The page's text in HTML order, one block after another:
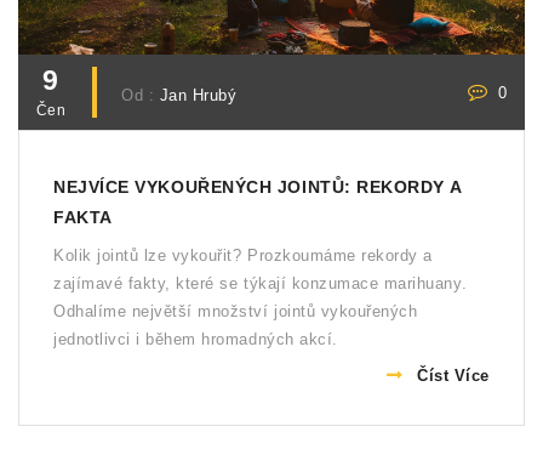
9
Čen
Od : Jan Hrubý 0
NEJVÍCE VYKOUŘENÝCH JOINTŮ: REKORDY A
FAKTA
Kolik jointů lze vykouřit? Prozkoumáme rekordy a
zajímavé fakty, které se týkají konzumace marihuany.
Odhalíme největší množství jointů vykouřených
jednotlivci i během hromadných akcí.
Číst Více